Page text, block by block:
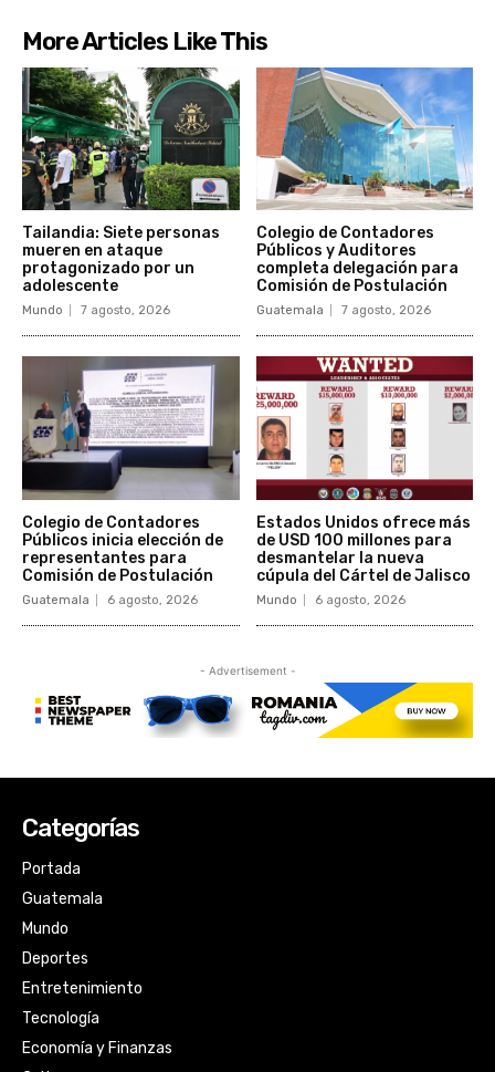
Categorías
Portada
Guatemala
Mundo
Deportes
Entretenimiento
Tecnología
Economía y Finanzas